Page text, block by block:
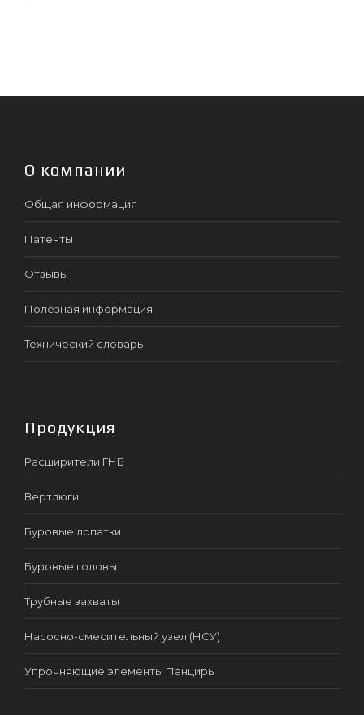
О компании
Общая информация
Патенты
Отзывы
Полезная информация
Технический словарь
Продукция
Расширители ГНБ
Вертлюги
Буровые лопатки
Буровые головы
Трубные захваты
Насосно-смесительный узел (НСУ)
Упрочняющие элементы Панцирь